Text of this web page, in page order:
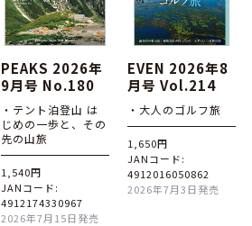
PEAKS 2026年
9月号 No.180
・テント泊登山 は
じめの一歩と、その
先の山旅
1,540円
JANコード:
4912174330967
2026年7月15日発売
EVEN 2026年8
月号 Vol.214
・大人のゴルフ旅
1,650円
JANコード:
4912016050862
2026年7月3日発売